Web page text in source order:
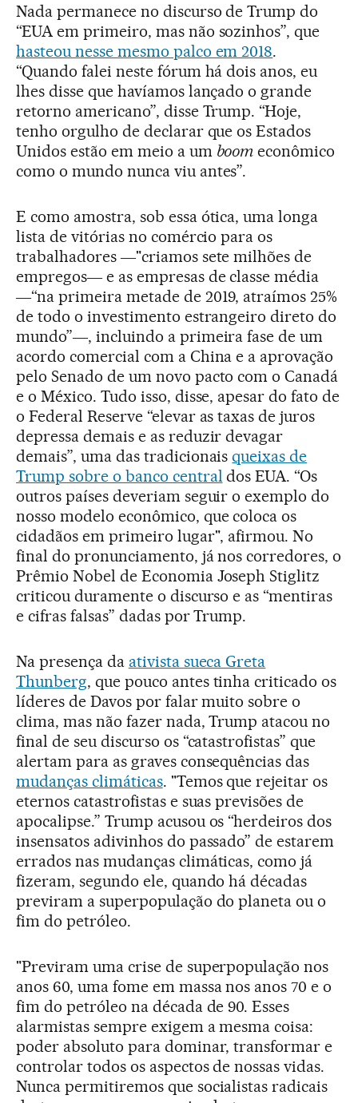
Nada permanece no discurso de Trump do
“EUA em primeiro, mas não sozinhos”, que
hasteou nesse mesmo palco em 2018.
“Quando falei neste fórum há dois anos, eu
lhes disse que havíamos lançado o grande
retorno americano”, disse Trump. “Hoje,
tenho orgulho de declarar que os Estados
Unidos estão em meio a um boom econômico
como o mundo nunca viu antes”.
E como amostra, sob essa ótica, uma longa
lista de vitórias no comércio para os
trabalhadores ―"criamos sete milhões de
empregos― e as empresas de classe média
―“na primeira metade de 2019, atraímos 25%
de todo o investimento estrangeiro direto do
mundo”―, incluindo a primeira fase de um
acordo comercial com a China e a aprovação
pelo Senado de um novo pacto com o Canadá
e o México. Tudo isso, disse, apesar do fato de
o Federal Reserve “elevar as taxas de juros
depressa demais e as reduzir devagar
demais”, uma das tradicionaisqueixas de
Trump sobre o banco central dos EUA. “Os
outros países deveriam seguir o exemplo do
nosso modelo econômico, que coloca os
cidadãos em primeiro lugar", afirmou. No
final do pronunciamento, já nos corredores, o
Prêmio Nobel de Economia Joseph Stiglitz
criticou duramente o discurso e as “mentiras
e cifras falsas” dadas por Trump.
Na presença da ativista sueca Greta
Thunberg, que pouco antes tinha criticado os
líderes de Davos por falar muito sobre o
clima, mas não fazer nada, Trump atacou no
final de seu discurso os “catastrofistas” que
alertam para as graves consequências das
mudanças climáticas. "Temos que rejeitar os
eternos catastrofistas e suas previsões de
apocalipse.” Trump acusou os “herdeiros dos
insensatos adivinhos do passado” de estarem
errados nas mudanças climáticas, como já
fizeram, segundo ele, quando há décadas
previram a superpopulação do planeta ou o
fim do petróleo.
"Previram uma crise de superpopulação nos
anos 60, uma fome em massa nos anos 70 e o
fim do petróleo na década de 90. Esses
alarmistas sempre exigem a mesma coisa:
poder absoluto para dominar, transformar e
controlar todos os aspectos de nossas vidas.
Nunca permitiremos que socialistas radicais